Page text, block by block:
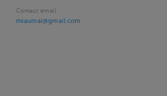
Contact email
miaumai@gmail.com